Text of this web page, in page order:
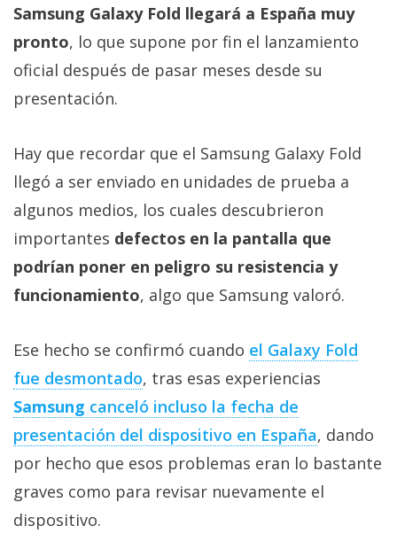
+
Más
temas
Foros
Contacto
Sobre
nosotros
Publicidad
/
Cambiar
opciones
de
privacidad
Aviso
Legal
Samsung Galaxy Fold llegará a España muy
pronto, lo que supone por fin el lanzamiento
oficial después de pasar meses desde su
presentación.
Hay que recordar que el Samsung Galaxy Fold
llegó a ser enviado en unidades de prueba a
algunos medios, los cuales descubrieron
importantes defectos en la pantalla que
podrían poner en peligro su resistencia y
funcionamiento, algo que Samsung valoró.
Ese hecho se confirmó cuando el Galaxy Fold
fue desmontado, tras esas experiencias
Samsung canceló incluso la fecha de
presentación del dispositivo en España, dando
por hecho que esos problemas eran lo bastante
graves como para revisar nuevamente el
dispositivo.